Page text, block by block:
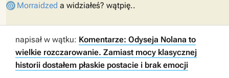
Morraidzed a widziałeś? wątpię..
napisał w wątku: Komentarze: Odyseja Nolana to
wielkie rozczarowanie. Zamiast mocy klasycznej
historii dostałem płaskie postacie i brak emocji